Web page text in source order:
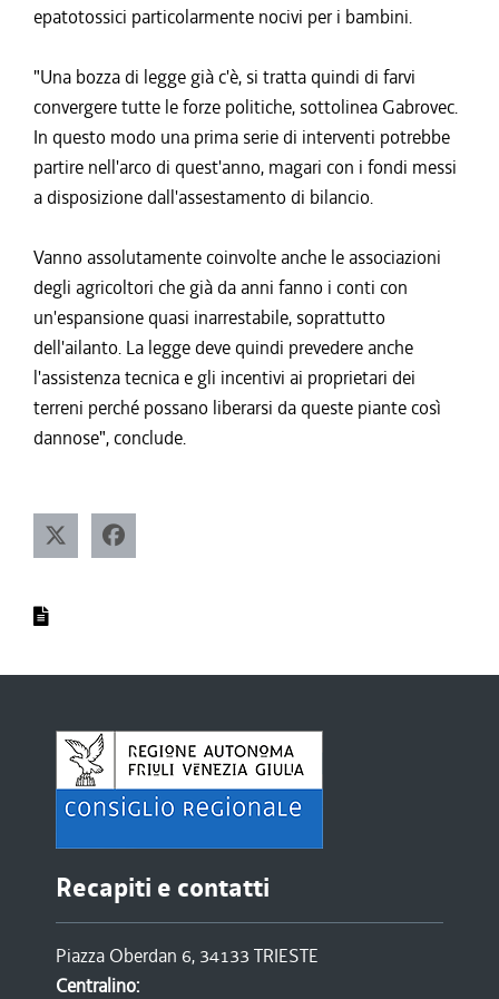
epatotossici particolarmente nocivi per i bambini.
"Una bozza di legge già c'è, si tratta quindi di farvi
convergere tutte le forze politiche, sottolinea Gabrovec.
In questo modo una prima serie di interventi potrebbe
partire nell'arco di quest'anno, magari con i fondi messi
a disposizione dall'assestamento di bilancio.
Vanno assolutamente coinvolte anche le associazioni
degli agricoltori che già da anni fanno i conti con
un'espansione quasi inarrestabile, soprattutto
dell'ailanto. La legge deve quindi prevedere anche
l'assistenza tecnica e gli incentivi ai proprietari dei
terreni perché possano liberarsi da queste piante così
dannose", conclude.
Recapiti e contatti
Piazza Oberdan 6, 34133 TRIESTE
Centralino: